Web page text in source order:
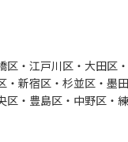
区・江戸川区・大田区
・新宿区・杉並区・墨
区・豊島区・中野区・